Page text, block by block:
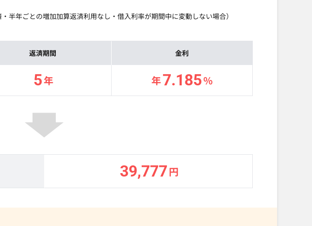
半年ごとの増加加算返済利用なし・借入利率が期間中に変動しない場合）
返済期間 金利
5年 年7.185%
39,777円